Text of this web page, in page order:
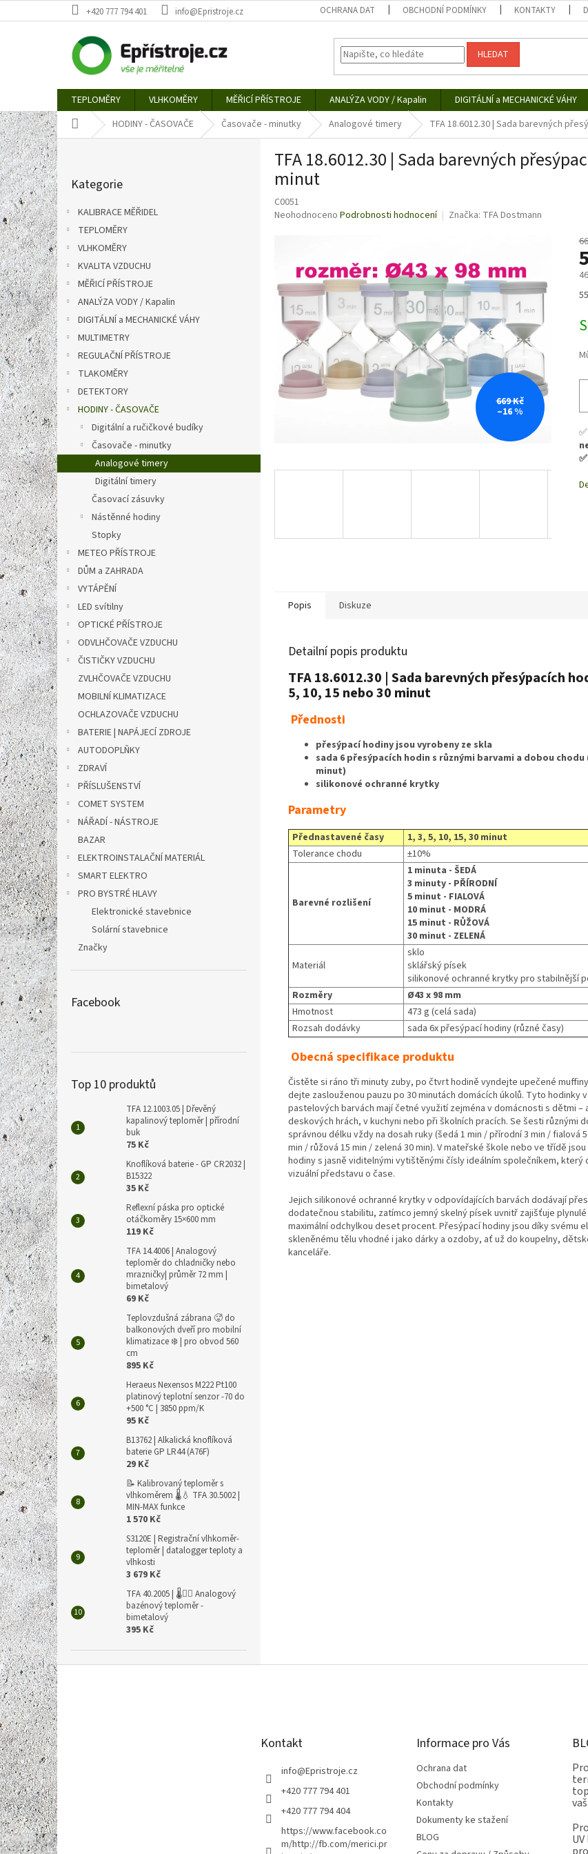
na
+420 777 794 401 info@Epristroje.cz OCHRANA DAT OBCHODNÍ PODMÍNKY KONTAKTY
HLEDAT
TEPLOMĚRY VLHKOMĚRY MĚŘICÍ PŘÍSTROJE ANALÝZA VODY / Kapalin DIGITÁLNÍ a MECHANICKÉ VÁHY
Domů HODINY - ČASOVAČE Časovače - minutky Analogové timery TFA 18.6012.30 | Sada barevných
P
o
s
t
r
a
n
n
í
p
a
n
e
l
kategorie
Kategorie
KALIBRACE MĚŘIDEL
TEPLOMĚRY
VLHKOMĚRY
KVALITA VZDUCHU
MĚŘICÍ PŘÍSTROJE
ANALÝZA VODY / Kapalin
DIGITÁLNÍ a MECHANICKÉ VÁHY
MULTIMETRY
REGULAČNÍ PŘÍSTROJE
TLAKOMĚRY
DETEKTORY
HODINY - ČASOVAČE
Digitální a ručičkové budíky
Časovače - minutky
Analogové timery
Digitální timery
Časovací zásuvky
Nástěnné hodiny
Stopky
METEO PŘÍSTROJE
DŮM a ZAHRADA
VYTÁPĚNÍ
LED svítilny
OPTICKÉ PŘÍSTROJE
ODVLHČOVAČE VZDUCHU
ČISTIČKY VZDUCHU
ZVLHČOVAČE VZDUCHU
MOBILNÍ KLIMATIZACE
OCHLAZOVAČE VZDUCHU
BATERIE | NAPÁJECÍ ZDROJE
AUTODOPLŇKY
ZDRAVÍ
PŘÍSLUŠENSTVÍ
COMET SYSTEM
NÁŘADÍ - NÁSTROJE
BAZAR
ELEKTROINSTALAČNÍ MATERIÁL
SMART ELEKTRO
PRO BYSTRÉ HLAVY
Elektronické stavebnice
Solární stavebnice
Značky
Facebook
Top 10 produktů
TFA 12.1003.05 | Dřevěný
kapalinový teploměr | přírodní
buk
75 Kč
Knoflíková baterie - GP CR2032 |
B15322
35 Kč
Reflexní páska pro optické
otáčkoměry 15×600 mm
119 Kč
TFA 14.4006 | Analogový
teploměr do chladničky nebo
mrazničky| průměr 72 mm |
bimetalový
69 Kč
Teplovzdušná zábrana 🥵 do
balkonových dveří pro mobilní
klimatizace ❄️ | pro obvod 560
cm
895 Kč
Heraeus Nexensos M222 Pt100
platinový teplotní senzor -70 do
+500 °C | 3850 ppm/K
95 Kč
B13762 | Alkalická knoflíková
baterie GP LR44 (A76F)
29 Kč
📝 Kalibrovaný teploměr s
vlhkoměrem 🌡️💧 TFA 30.5002 |
MIN-MAX funkce
1 570 Kč
S3120E | Registrační vlhkoměr-
teploměr | datalogger teploty a
vlhkosti
3 679 Kč
TFA 40.2005 | 🌡️🏊‍♀️ Analogový
bazénový teploměr -
bimetalový
395 Kč
TFA 18.6012.30 | Sada barevných
minut
C0051
Průměrné
5
hvězdiček.
Neohodnoceno Podrobnosti hodnocení Značka: TFA Dostmann
669 Kč
–16 %
Popis Diskuze
Detailní popis produktu
TFA 18.6012.30 | Sada barevných přesýpacích
5, 10, 15 nebo 30 minut
Přednosti
přesýpací hodiny jsou vyrobeny ze skla
sada 6 přesýpacích hodin s různými barvami a dobou chodu
minut)
silikonové ochranné krytky
Parametry
Přednastavené časy
1, 3, 5, 10, 15, 30 minut
Tolerance chodu
±10%
Barevné rozlišení
1 minuta - ŠEDÁ
3 minuty - PŘÍRODNÍ
5 minut - FIALOVÁ
10 minut - MODRÁ
15 minut - RŮŽOVÁ
30 minut - ZELENÁ
Materiál
sklo
sklářský písek
silikonové ochranné krytky pro stabilnější
Rozměry
Ø43 x 98 mm
Hmotnost
473 g (celá sada)
Rozsah dodávky
sada 6x přesýpací hodiny (různé časy)
Obecná specifikace produktu
Čistěte si ráno tři minuty zuby, po čtvrt hodině vyndejte upečené
dejte zaslouženou pauzu po 30 minutách domácích úkolů. Tyto hodinky
pastelových barvách mají četné využití zejména v domácnosti s dětmi –
deskových hrách, v kuchyni nebo při školních pracích. Se šesti různými
správnou délku vždy na dosah ruky (šedá 1 min / přírodní 3 min / fialová
min / růžová 15 min / zelená 30 min). V mateřské škole nebo ve třídě
hodiny s jasně viditelnými vytištěnými čísly ideálním společníkem, který
vizuální představu o čase.
Jejich silikonové ochranné krytky v odpovídajících barvách dodávají
dodatečnou stabilitu, zatímco jemný skelný písek uvnitř zajišťuje plynulé
maximální odchylkou deset procent. Přesýpací hodiny jsou díky svému
skleněnému tělu vhodné i jako dárky a ozdoby, ať už do koupelny,
kanceláře.
Z
á
p
a
t
í Kontakt
info@Epristroje.cz
+420 777 794 401
+420 777 794 404
https://www.facebook.co
m/http://fb.com/merici.pr
Informace pro Vás
Ochrana dat
Obchodní podmínky
Kontakty
Dokumenty ke stažení
BLOG